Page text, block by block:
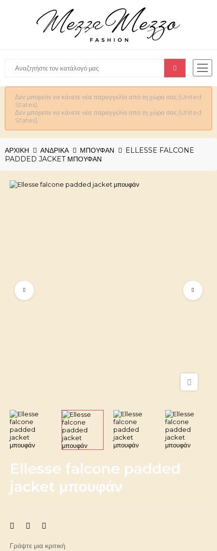
Δεν μπορείτε να κάνετε νέα παραγγελία από τη χώρα σας (United
States).
Δεν μπορείτε να κάνετε νέα παραγγελία από τη χώρα σας (United
States).
ΑΡΧΙΚΉ ΑΝΔΡΙΚΆ ΜΠΟΥΦΑΝ
ELLESSE FALCONE
PADDED JACKET ΜΠΟΥΦΆΝ
Ellesse falcone padded
jacket μπουφάν
Γράψτε μια κριτική